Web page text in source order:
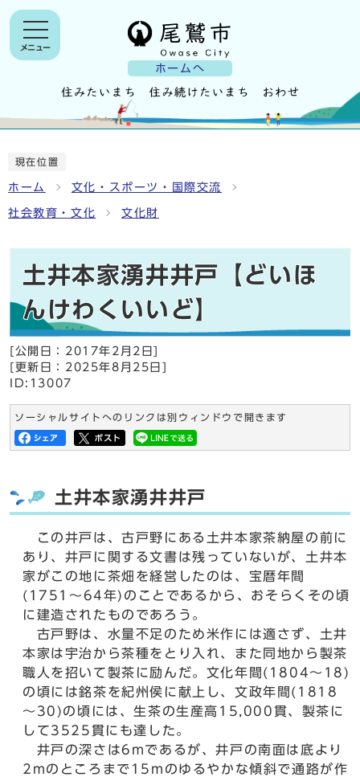
ホームへ
メニュー
現在位置
ホーム 文化・スポーツ・国際交流
社会教育・文化 文化財
土井本家湧井井戸【どいほ
んけわくいいど】
[公開日： 2017年2月2日
[更新日： 2025年8月25日
ID:13007
ソーシャルサイトへのリンクは別ウィンドウで開きます
土井本家湧井井戸
この井戸は、古戸野にある土井本家茶納屋の前に
あり、井戸に関する文書は残っていないが、土井本
家がこの地に茶畑を経営したのは、宝暦年間
(1751～64年)のことであるから、おそらくその頃
に建造されたものであろう。
古戸野は、水量不足のため米作には適さず、土井
本家は宇治から茶種をとり入れ、また同地から製茶
職人を招いて製茶に励んだ。文化年間(1804～18)
の頃には銘茶を紀州侯に献上し、文政年間(1818
～30)の頃には、生茶の生産高15,000貫、製茶に
して3525貫にも達した。
井戸の深さは6mであるが、井戸の南面は底より
2mのところまで15mのゆるやかな傾斜で通路が作